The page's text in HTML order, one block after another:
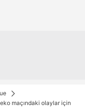
maçındaki olaylar için